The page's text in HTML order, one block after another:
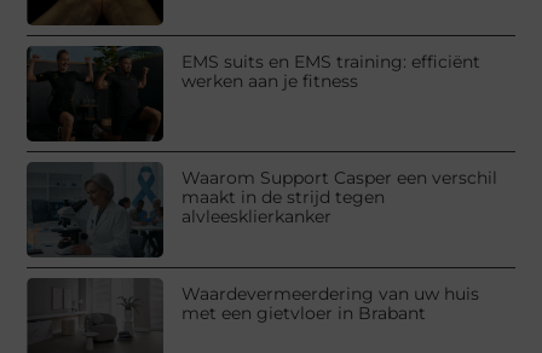
EMS suits en EMS training: efficiënt
werken aan je fitness
Waarom Support Casper een verschil
maakt in de strijd tegen
alvleesklierkanker
Waardevermeerdering van uw huis
met een gietvloer in Brabant